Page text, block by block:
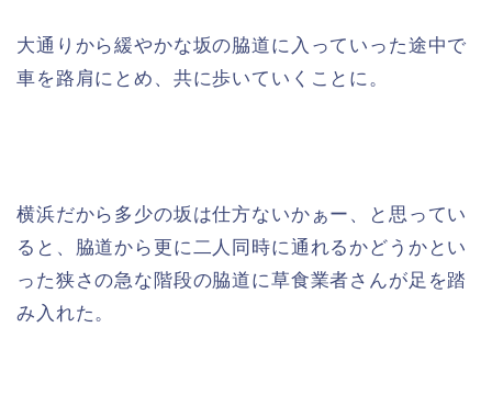
大通りから緩やかな坂の脇道に入っていった途中で
車を路肩にとめ、共に歩いていくことに。
横浜だから多少の坂は仕方ないかぁー、と思ってい
ると、脇道から更に二人同時に通れるかどうかとい
った狭さの急な階段の脇道に草食業者さんが足を踏
み入れた。